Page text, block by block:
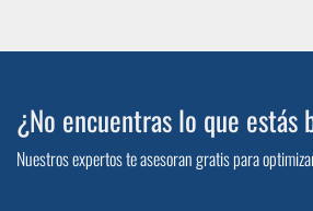
¿No encuentras lo que estás
Nuestros expertos te asesoran gratis para